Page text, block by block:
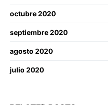
octubre 2020
septiembre 2020
agosto 2020
julio 2020